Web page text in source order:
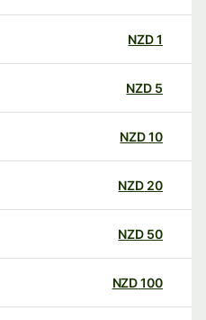
NZD
NZD
NZD
20
NZD
50
NZD
100
NZD